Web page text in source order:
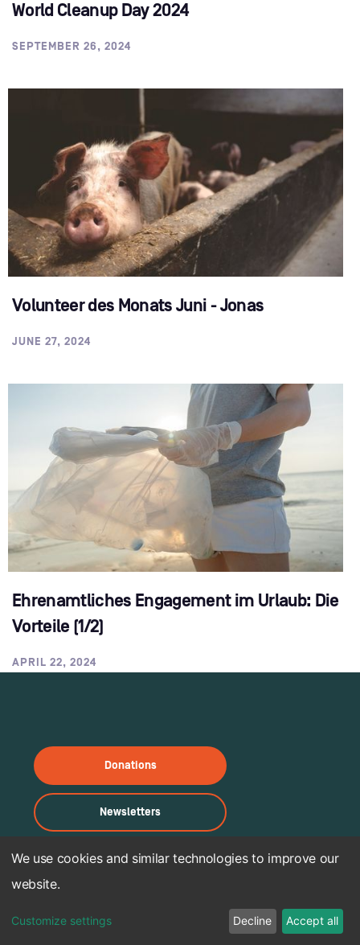
World Cleanup Day 2024
SEPTEMBER 26, 2024
Volunteer des Monats Juni - Jonas
JUNE 27, 2024
Ehrenamtliches Engagement im Urlaub: Die
Vorteile (1/2)
APRIL 22, 2024
Donations
Newsletters
We use cookies and similar technologies to improve our
website.
Customize settings Decline Accept all